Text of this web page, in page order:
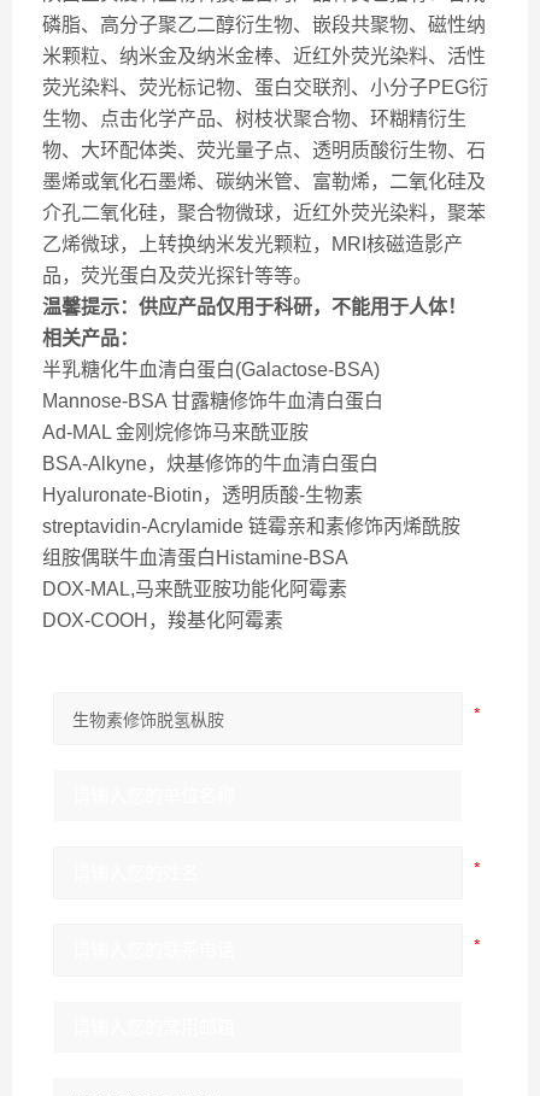
磷脂、高分子聚乙二醇衍生物、嵌段共聚物、磁性纳
米颗粒、纳米金及纳米金棒、近红外荧光染料、活性
荧光染料、荧光标记物、蛋白交联剂、小分子PEG衍
生物、点击化学产品、树枝状聚合物、环糊精衍生
物、大环配体类、荧光量子点、透明质酸衍生物、石
墨烯或氧化石墨烯、碳纳米管、富勒烯，二氧化硅及
介孔二氧化硅，聚合物微球，近红外荧光染料，聚苯
乙烯微球，上转换纳米发光颗粒，MRI核磁造影产
品，荧光蛋白及荧光探针等等。
温馨提示：供应产品仅用于科研，不能用于人体！
相关产品：
半乳糖化牛血清白蛋白(Galactose-BSA)
Mannose-BSA 甘露糖修饰牛血清白蛋白
Ad-MAL 金刚烷修饰马来酰亚胺
BSA-Alkyne，炔基修饰的牛血清白蛋白
Hyaluronate-Biotin，透明质酸-生物素
streptavidin-Acrylamide 链霉亲和素修饰丙烯酰胺
组胺偶联牛血清蛋白Histamine-BSA
DOX-MAL,马来酰亚胺功能化阿霉素
DOX-COOH，羧基化阿霉素